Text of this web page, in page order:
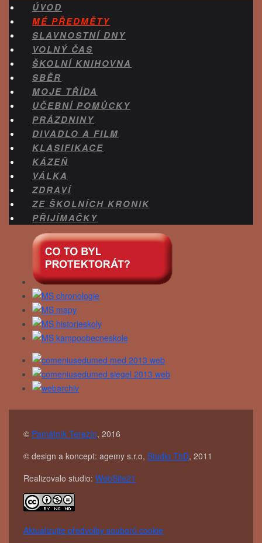
ÚVOD
MÉ PŘEDMĚTY
SLAVNOSTNÍ DNY
VOLNÝ ČAS
ŠKOLNÍ KNIHOVNA
SBĚR
MOJE TŘÍDA
UČEBNÍ POMŮCKY
PRÁZDNINY
DIVADLO A FILM
KLASIFIKACE
KÁZEŇ
VÁLKA
ZDRAVÍ
ZE ŠKOLNÍCH KRONIK
PŘIJÍMAČKY
© Památník Terezín, 2016
© design a koncept: agemy s.r.o, Studio ThD, 2011
Realizovalo studio: WebSite21
Aktualizujte předvolby souborů cookie